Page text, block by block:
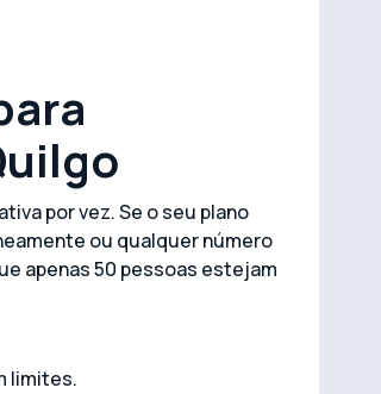
por vez. Se o seu plano
ou qualquer número
apenas 50 pessoas estejam
limites.